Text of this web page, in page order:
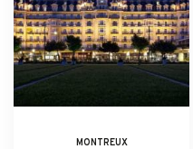
MONTREUX